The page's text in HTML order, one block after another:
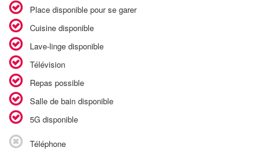
Place disponible pour se garer
Cuisine disponible
Lave-linge disponible
Télévision
Repas possible
Salle de bain disponible
5G disponible
Téléphone